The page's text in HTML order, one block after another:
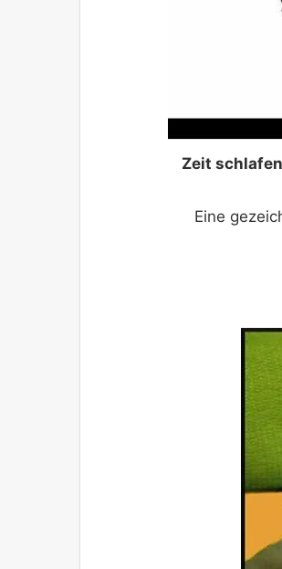
Zeit
Eine